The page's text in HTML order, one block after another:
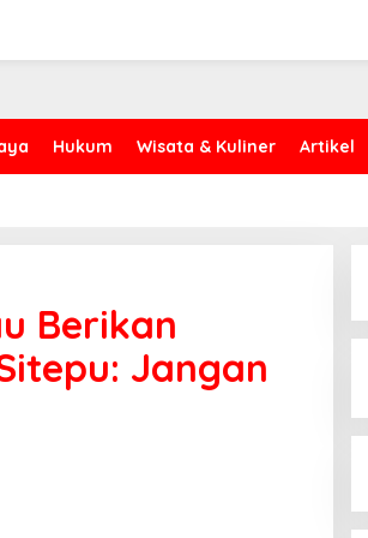
Hukum Wisata & Kuliner Artikel
Berikan
Jangan